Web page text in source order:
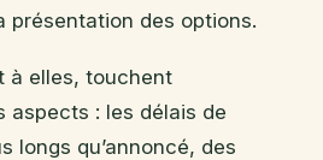
présentation des options.
à elles, touchent
aspects : les délais de
longs qu’annoncé, des